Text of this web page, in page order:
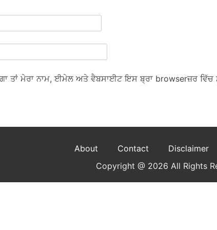
ਤਾਂ ਮੇਰਾ ਨਾਮ, ਈਮੇਲ ਅਤੇ ਵੈਬਸਾਈਟ ਇਸ ਬ੍ਰਾ browserਜ਼ਰ
About Contact Disclaimer
Copyright @ 2026 All Rights